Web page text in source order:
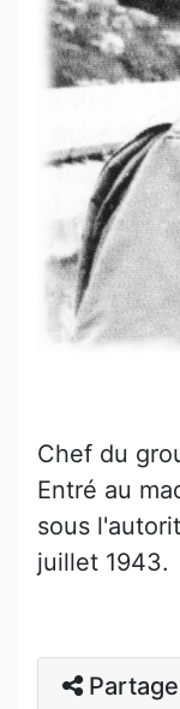
Chef du
Entré au
sous
juillet 1943.